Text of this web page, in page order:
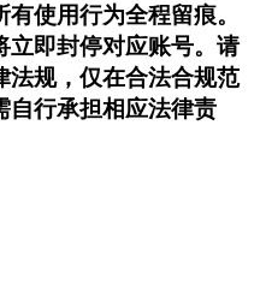
使用行为全程留痕。
立即封停对应账号。请
法规，仅在合法合规范
自行承担相应法律责